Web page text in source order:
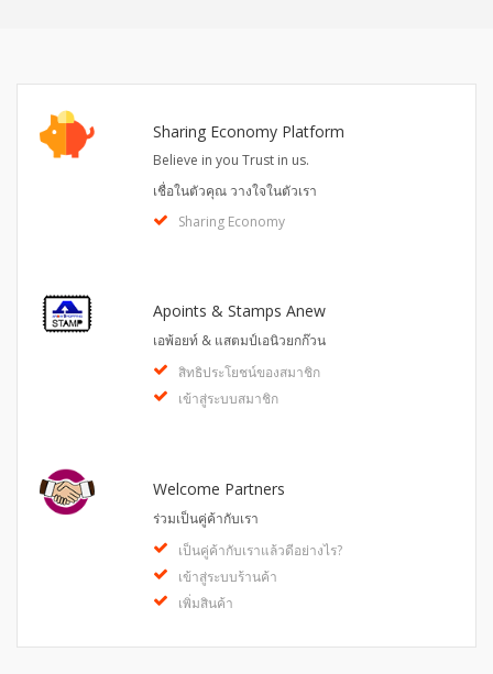
Sharing Economy Platform
Believe in you Trust in us.
เชื่อในตัวคุณ วางใจในตัวเรา
Sharing Economy
Apoints & Stamps Anew
เอพ้อยท์ & แสตมป์เอนิวยกก๊วน
สิทธิประโยชน์ของสมาชิก
เข้าสู่ระบบสมาชิก
Welcome Partners
ร่วมเป็นคู่ค้ากับเรา
เป็นคู่ค้ากับเราแล้วดีอย่างไร?
เข้าสู่ระบบร้านค้า
เพิ่มสินค้า